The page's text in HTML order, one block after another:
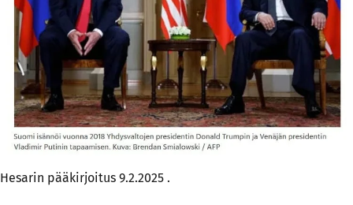
Hesarin pääkirjoitus 9.2.2025 .